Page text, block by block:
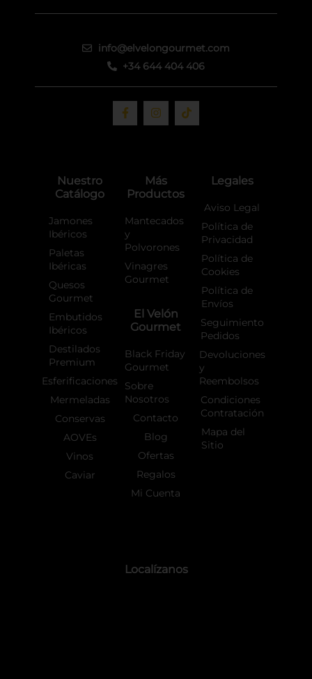
info@elvelongourmet.com
+34 644 404 406
F
a
c
-
I
n
s
a
m
T
i
k
Nuestro
Catálogo
Jamones
Ibéricos
Paletas
Ibéricas
Quesos
Gourmet
Embutidos
Ibéricos
Destilados
Premium
Esferificaciones
Mermeladas
Conservas
AOVEs
Vinos
Caviar
Más
Productos
Mantecados
y
Polvorones
Vinagres
Gourmet
El Velón
Gourmet
Black Friday
Gourmet
Sobre
Nosotros
Contacto
Blog
Ofertas
Regalos
Mi Cuenta
Legales
Aviso Legal
Política de
Privacidad
Política de
Cookies
Política de
Envíos
Seguimiento
Pedidos
Devoluciones
y
Reembolsos
Condiciones
Contratación
Mapa del
Sitio
Localízanos